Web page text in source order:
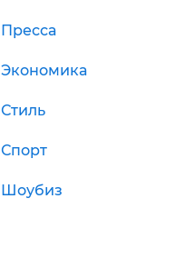
Пресса
Экономика
Стиль
Спорт
Шоубиз